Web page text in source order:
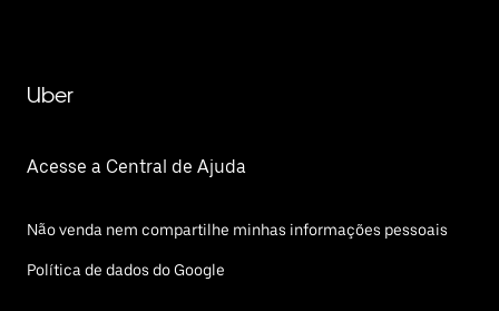
Uber
Acesse a Central de Ajuda
Não venda nem compartilhe minhas informações pessoais
Política de dados do Google